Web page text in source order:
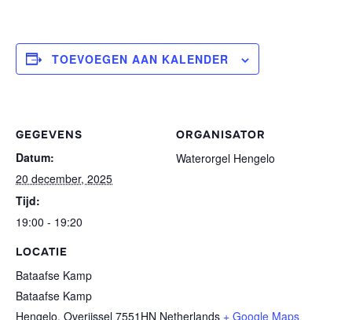
TOEVOEGEN AAN KALENDER
GEGEVENS
Datum:
20 december, 2025
Tijd:
19:00 - 19:20
LOCATIE
Bataafse Kamp
Bataafse Kamp
Hengelo, Overijssel 7551HN Netherlands + Google Maps
ORGANISATOR
Waterorgel Hengelo